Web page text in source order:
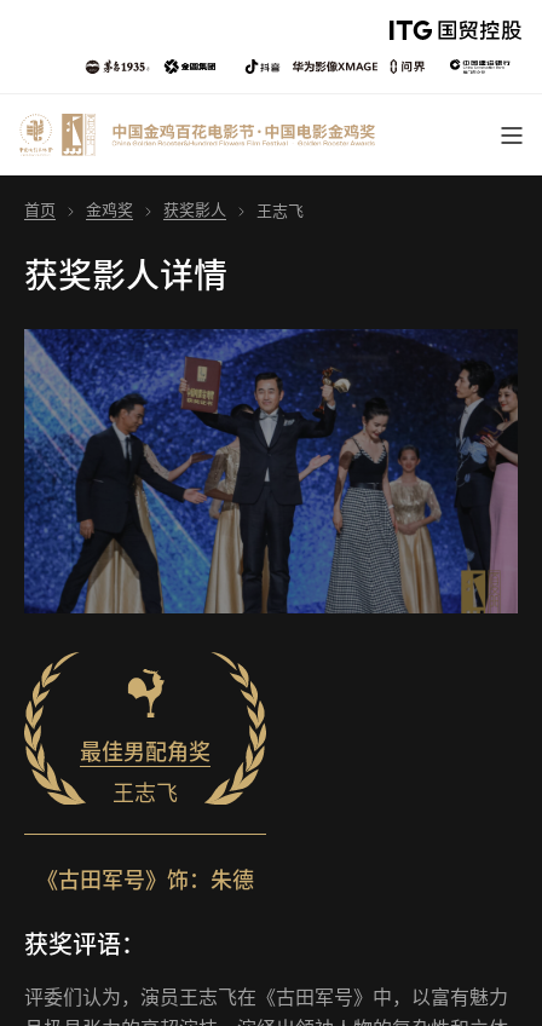
首页 金鸡奖 获奖影人 王志飞
获奖影人详情
最佳男配角奖
王志飞
《古田军号》饰：朱德
获奖评语：
评委们认为，演员王志飞在《古田军号》中，以富有魅力